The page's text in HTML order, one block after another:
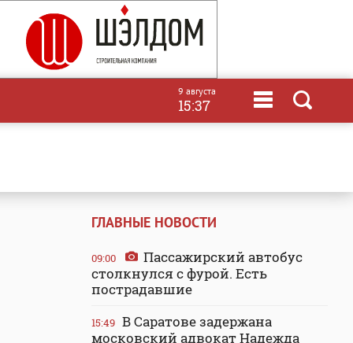
9 августа
15:37
ГЛАВНЫЕ НОВОСТИ
09:00
Пассажирский автобус
столкнулся с фурой. Есть
пострадавшие
15:49 В Саратове задержана
московский адвокат Надежда